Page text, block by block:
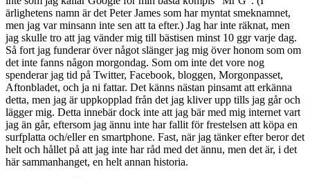
ärlighetens namn är det Peter James som har myntat smeknamnet,
men jag var minsann inte sen att ta efter.) Jag har inte räknat, men
jag skulle tro att jag vänder mig till bästisen minst 10 ggr varje dag.
Så fort jag funderar över något slänger jag mig över honom som om
det inte fanns någon morgondag. Som om inte det vore nog
spenderar jag tid på Twitter, Facebook, bloggen, Morgonpasset,
Aftonbladet, och ja ni fattar. Det känns nästan pinsamt att erkänna
detta, men jag är uppkopplad från det jag kliver upp tills jag går och
lägger mig. Detta innebär dock inte att jag bär med mig internet vart
jag än går, eftersom jag ännu inte har fallit för frestelsen att köpa en
surfplatta och/eller en smartphone. Fast, när jag tänker efter beror det
helt och hållet på att jag inte har råd med det ännu, men det är, i det
här sammanhanget, en helt annan historia.